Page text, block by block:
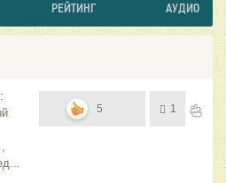
РЕЙТИНГ АУДИО
5 1